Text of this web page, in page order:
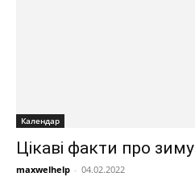
Календар
Цікаві факти про зиму
maxwelhelp - 04.02.2022